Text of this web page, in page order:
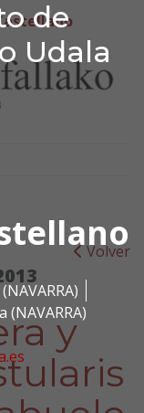
de
Udala
(NAVARRA)
de
Volver
y